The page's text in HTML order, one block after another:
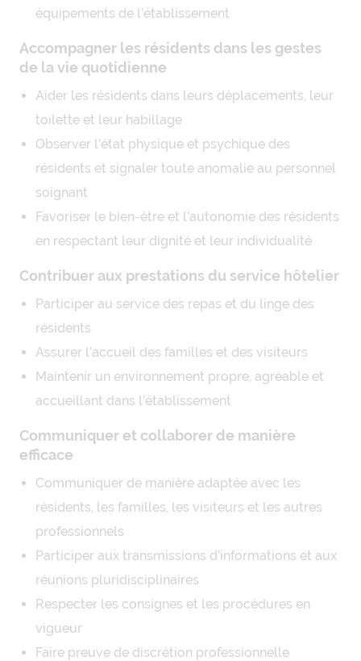
équipements de l’établissement
Accompagner les résidents dans les gestes
de la vie quotidienne
Aider les résidents dans leurs déplacements, leur
toilette et leur habillage
Observer l’état physique et psychique des
résidents et signaler toute anomalie au personnel
soignant
Favoriser le bien-être et l’autonomie des résidents
en respectant leur dignité et leur individualité
Contribuer aux prestations du service hôtelier
Participer au service des repas et du linge des
résidents
Assurer l’accueil des familles et des visiteurs
Maintenir un environnement propre, agréable et
accueillant dans l’établissement
Communiquer et collaborer de manière
efficace
Communiquer de manière adaptée avec les
résidents, les familles, les visiteurs et les autres
professionnels
Participer aux transmissions d’informations et aux
réunions pluridisciplinaires
Respecter les consignes et les procédures en
vigueur
Faire preuve de discrétion professionnelle